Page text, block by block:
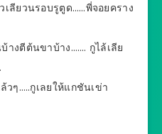
ลียวนรอบรูตูด……พี่จอยคราง
างตีต้นขาบ้าง……. กูไล้เลีย
วๆ…..กูเลยให้แกชันเข่า